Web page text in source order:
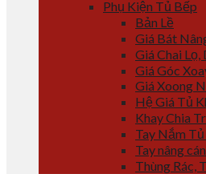
Phụ Kiện Tủ Bếp
Bản Lề
Giá Bát
Giá Chai
Giá Góc
Giá Xoong
Hệ Giá Tủ
Khay Chia
Tay Nắm
Tay nâng
Thùng Rác,